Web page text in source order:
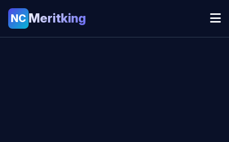
NC Meritking